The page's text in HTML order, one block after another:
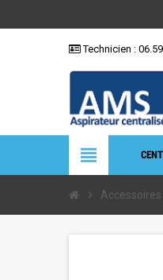
Technicien :
view_headline
chevron_right Accessoires